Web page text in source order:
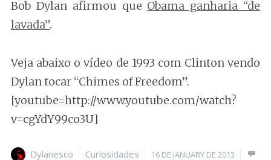
Bob Dylan afirmou que Obama ganharia “de
lavada”.
Veja abaixo o vídeo de 1993 com Clinton vendo
Dylan tocar “Chimes of Freedom”.
[youtube=http://www.youtube.com/watch?
v=cgYdY99co3U]
Author
Dylanesco Categories
Curiosidades Posted
16 DE JANUARY DE 2013